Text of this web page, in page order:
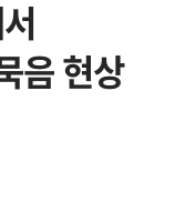
음 현상